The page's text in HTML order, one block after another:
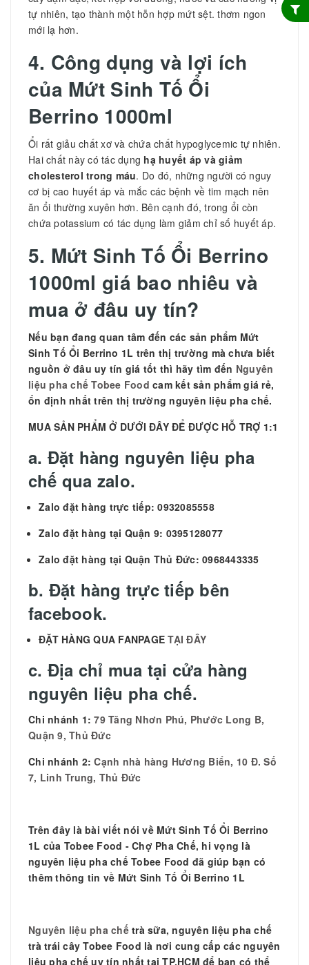
tự nhiên, tạo thành một hỗn hợp mứt sệt. thơm ngon
mới lạ hơn.
4. Công dụng và lợi ích
của Mứt Sinh Tố Ổi
Berrino 1000ml
Ổi rất giảu chất xơ và chứa chất hypoglycemic tự nhiên.
Hai chất này có tác dụng hạ huyết áp và giảm
cholesterol trong máu. Do đó, những người có nguy
cơ bị cao huyết áp và mắc các bệnh về tim mạch nên
ăn ổi thường xuyên hơn. Bên cạnh đó, trong ổi còn
chứa potassium có tác dụng làm giảm chỉ số huyết áp.
5. Mứt Sinh Tố Ổi Berrino
1000ml giá bao nhiêu và
mua ở đâu uy tín?
Nếu bạn đang quan tâm đến các sản phẩm Mứt
Sinh Tố Ổi Berrino 1L trên thị trường mà chưa biết
nguồn ở đâu uy tín giá tốt thì hãy tìm đến Nguyên
liệu pha chế Tobee Food cam kết sản phẩm giá rẻ,
ổn định nhất trên thị trường nguyên liệu pha chế.
MUA SẢN PHẨM Ở DƯỚI ĐÂY ĐỂ ĐƯỢC HỖ TRỢ 1:1
a. Đặt hàng nguyên liệu pha
chế qua zalo.
Zalo đặt hàng trực tiếp: 0932085558
Zalo đặt hàng tại Quận 9: 0395128077
Zalo đặt hàng tại Quận Thủ Đức: 0968443335
b. Đặt hàng trực tiếp bên
facebook.
ĐẶT HÀNG QUA FANPAGETẠI ĐÂY
c. Địa chỉ mua tại cửa hàng
nguyên liệu pha chế.
Chi nhánh 1:79 Tăng Nhơn Phú, Phước Long B,
Quận 9, Thủ Đức
Chi nhánh 2:Cạnh nhà hàng Hương Biển, 10 Đ. Số
7, Linh Trung, Thủ Đức
Trên đây là bài viết nói về Mứt Sinh Tố Ổi Berrino
1L của Tobee Food - Chợ Pha Chế, hi vọng là
nguyên liệu pha chế Tobee Food đã giúp bạn có
thêm thông tin về Mứt Sinh Tố Ổi Berrino 1L
Nguyên liệu pha chếtrà sữa, nguyên liệu pha chế
trà trái cây Tobee Food là nơi cung cấp các nguyên
liệu pha chế uy tín nhất tại TP.HCM để bạn có thể